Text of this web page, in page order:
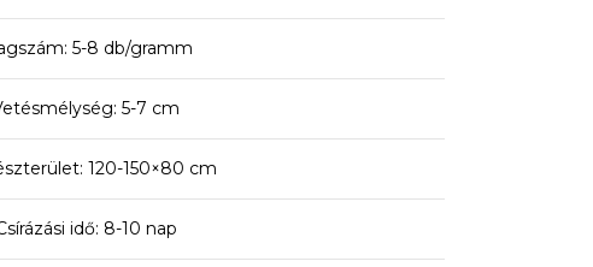
5-8 db/gramm
5-7 cm
120-150×80 cm
idő: 8-10 nap